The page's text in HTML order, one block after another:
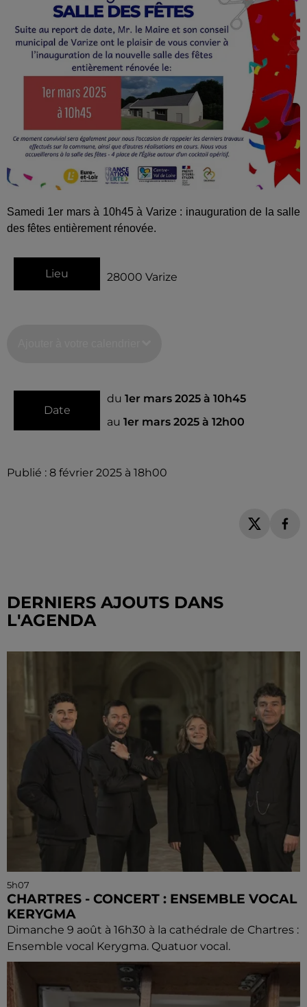
Samedi 1er mars à 10h45 à Varize : inauguration de la salle
des fêtes entièrement rénovée.
Lieu 28000 Varize
Date
du 1er mars 2025 à 10h45
au 1er mars 2025 à 12h00
Publié : 8 février 2025 à 18h00
DERNIERS AJOUTS DANS
L'AGENDA
5h07
CHARTRES - CONCERT : ENSEMBLE VOCAL
KERYGMA
Dimanche 9 août à 16h30 à la cathédrale de Chartres :
Ensemble vocal Kerygma. Quatuor vocal.